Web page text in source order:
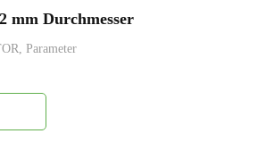
mm Durchmesser
Parameter